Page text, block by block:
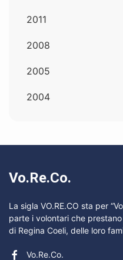
2011
2008
2005
2004
Vo.Re.Co.
La sigla VO.RE.CO sta per
parte i volontari che
di Regina Coeli, delle loro
Vo.Re.Co.